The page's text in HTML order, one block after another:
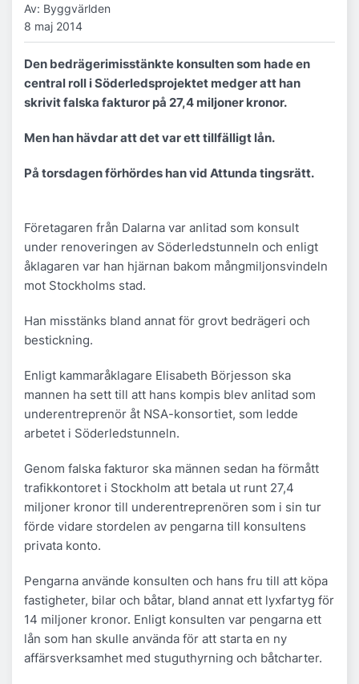
Av: Byggvärlden
8 maj 2014
Den bedrägerimisstänkte konsulten som hade en
central roll i Söderledsprojektet medger att han
skrivit falska fakturor på 27,4 miljoner kronor.
Men han hävdar att det var ett tillfälligt lån.
På torsdagen förhördes han vid Attunda tingsrätt.
Företagaren från Dalarna var anlitad som konsult
under renoveringen av Söderledstunneln och enligt
åklagaren var han hjärnan bakom mångmiljonsvindeln
mot Stockholms stad.
Han misstänks bland annat för grovt bedrägeri och
bestickning.
Enligt kammaråklagare Elisabeth Börjesson ska
mannen ha sett till att hans kompis blev anlitad som
underentreprenör åt NSA-konsortiet, som ledde
arbetet i Söderledstunneln.
Genom falska fakturor ska männen sedan ha förmått
trafikkontoret i Stockholm att betala ut runt 27,4
miljoner kronor till underentreprenören som i sin tur
förde vidare stordelen av pengarna till konsultens
privata konto.
Pengarna använde konsulten och hans fru till att köpa
fastigheter, bilar och båtar, bland annat ett lyxfartyg för
14 miljoner kronor. Enligt konsulten var pengarna ett
lån som han skulle använda för att starta en ny
affärsverksamhet med stuguthyrning och båtcharter.